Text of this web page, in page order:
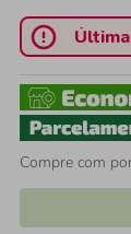
Compre com